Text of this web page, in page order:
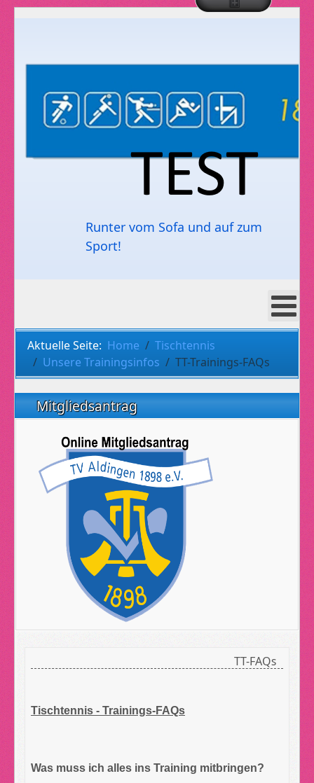
Runter vom Sofa und auf zum
Sport!
Aktuelle Seite: Home
Tischtennis
Unsere Trainingsinfos
TT-Trainings-FAQs
Mitgliedsantrag
TT-FAQs
Tischtennis - Trainings-FAQs
Was muss ich alles ins Training mitbringen?